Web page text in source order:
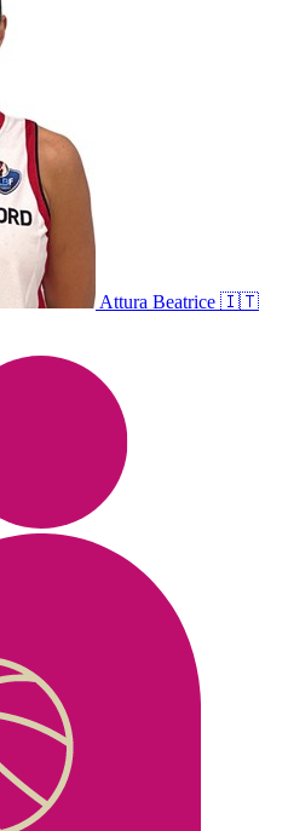
Attura Beatrice 🇮🇹